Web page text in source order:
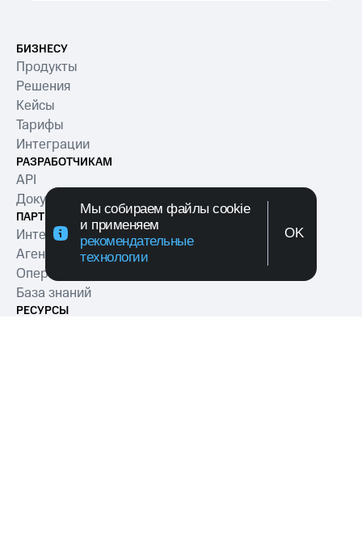
Мы собираем файлы cookie
и применяем
рекомендательные
технологии
OK
БИЗНЕСУ
Продукты
Решения
Кейсы
Тарифы
Интеграции
РАЗРАБОТЧИКАМ
API
Документация
ПАРТНЕРАМ
Интеграторам
Агентам
Операторам
База знаний
РЕСУРСЫ